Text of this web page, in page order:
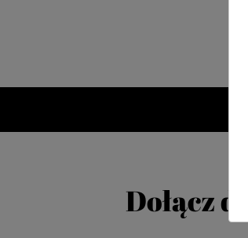
Dołącz